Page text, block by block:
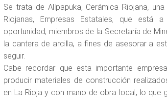
Se trata de Allpapuka, Cerámica Riojana,
Riojanas, Empresas Estatales, que está
oportunidad, miembros de la Secretaría de
la cantera de arcilla, a fines de asesorar a
seguir.
Cabe recordar que esta importante
producir materiales de construcción
en La Rioja y con mano de obra local, lo que